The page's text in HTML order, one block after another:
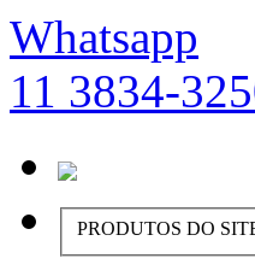
Whatsapp
11 3834-
PRODUTOS DO